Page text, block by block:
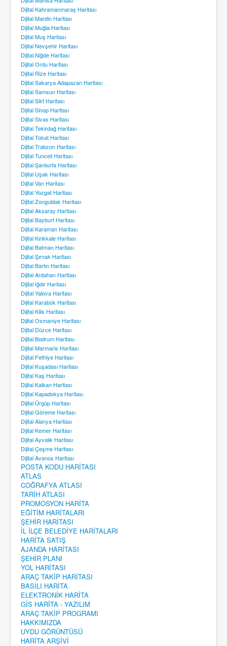
Dijital Kahramanmaraş Haritası
Dijital Mardin Haritası
Dijital Muğla Haritası
Dijital Muş Haritası
Dijital Nevşehir Haritası
Dijital Niğde Haritası
Dijital Ordu Haritası
Dijital Rize Haritası
Dijital Sakarya Adapazarı Haritası
Dijital Samsun Haritası
Dijital Siirt Haritası
Dijital Sinop Haritası
Dijital Sivas Haritası
Dijital Tekirdağ Haritası
Dijital Tokat Haritası
Dijital Trabzon Haritası
Dijital Tunceli Haritası
Dijital Şanlıurfa Haritası
Dijital Uşak Haritası
Dijital Van Haritası
Dijital Yozgat Haritası
Dijital Zonguldak Haritası
Dijital Aksaray Haritası
Dijital Bayburt Haritası
Dijital Karaman Haritası
Dijital Kırıkkale Haritası
Dijital Batman Haritası
Dijital Şırnak Haritası
Dijital Bartın Haritası
Dijital Ardahan Haritası
Dijital Iğdır Haritası
Dijital Yalova Haritası
Dijital Karabük Haritası
Dijital Kilis Haritası
Dijital Osmaniye Haritası
Dijital Düzce Haritası
Dijital Bodrum Haritası
Dijital Marmaris Haritası
Dijital Fethiye Haritası
Dijital Kuşadası Haritası
Dijital Kaş Haritası
Dijital Kalkan Haritası
Dijital Kapadokya Haritası
Dijital Ürgüp Haritası
Dijital Göreme Haritası
Dijital Alanya Haritası
Dijital Kemer Haritası
Dijital Ayvalık Haritası
Dijital Çeşme Haritası
Dijital Avanos Haritası
POSTA KODU HARİTASI
ATLAS
COĞRAFYA ATLASI
TARİH ATLASI
PROMOSYON HARİTA
EĞİTİM HARİTALARI
ŞEHİR HARİTASI
İL İLÇE BELEDİYE HARİTALARI
HARİTA SATIŞ
AJANDA HARİTASI
ŞEHİR PLANI
YOL HARİTASI
ARAÇ TAKİP HARİTASI
BASILI HARİTA
ELEKTRONİK HARİTA
GİS HARİTA - YAZILIM
ARAÇ TAKİP PROGRAMI
HAKKIMIZDA
UYDU GÖRÜNTÜSÜ
HARİTA ARŞİVİ